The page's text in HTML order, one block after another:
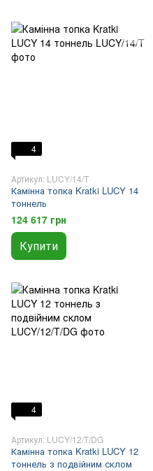
4
Артикул: LUCY/14/T
Камінна топка Kratki LUCY 14
тоннель
124 617 грн
Купити
4
Артикул: LUCY/12/T/DG
Камінна топка Kratki LUCY 12
тоннель з подвійним склом